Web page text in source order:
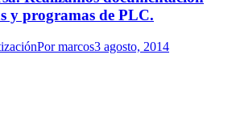
y programas de PLC.
Pormarcos3 agosto, 2014